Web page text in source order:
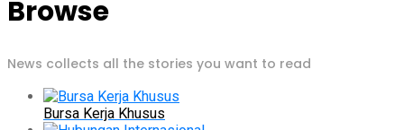
Browse
News collects all the stories you want to read
Bursa Kerja Khusus